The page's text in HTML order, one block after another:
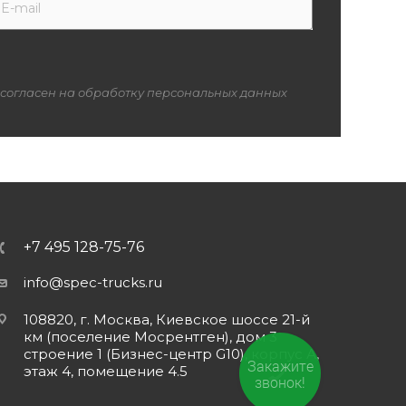
на обработку персональных данных
+7 495 128-75-76
info@spec-trucks.ru
108820, г. Москва, Киевское шоссе 21-й
км (поселение Мосрентген), дом 3
строение 1 (Бизнес-центр G10), корпус А,
этаж 4, помещение 4.5
Закажите
звонок!